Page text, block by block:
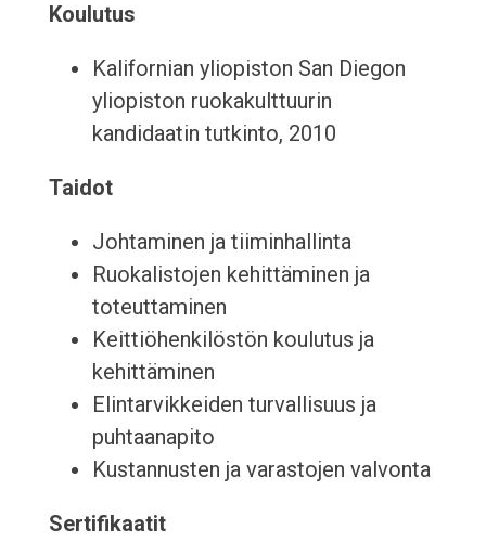
Koulutus
Kalifornian yliopiston San Diegon
yliopiston ruokakulttuurin
kandidaatin tutkinto, 2010
Taidot
Johtaminen ja tiiminhallinta
Ruokalistojen kehittäminen ja
toteuttaminen
Keittiöhenkilöstön koulutus ja
kehittäminen
Elintarvikkeiden turvallisuus ja
puhtaanapito
Kustannusten ja varastojen valvonta
Sertifikaatit